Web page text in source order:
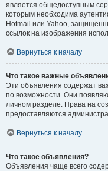
является общедоступным
которым необходима
Hotmail или Yahoo,
ссылок на изображения
Вернуться к началу
Что такое важные
Эти объявления содержат
по возможности. Они
личном разделе. Права на
предоставляются
Вернуться к началу
Что такое объявления?
Объявления чаще всего